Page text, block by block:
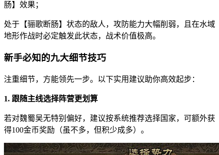
肠】效果；
处于【骊歌断肠】状态的敌人，攻防能力大幅削弱，且在水域
地形作战时必定触发此状态，战术价值极高。
新手必知的九大细节技巧
注重细节，方能领先一步。以下实用建议助你高效起步：
1. 跟随主线选择阵营更划算
若对魏蜀吴无特别偏好，建议按系统推荐选择国家，可额外获
得100金币奖励（虽不多，但积少成多）。